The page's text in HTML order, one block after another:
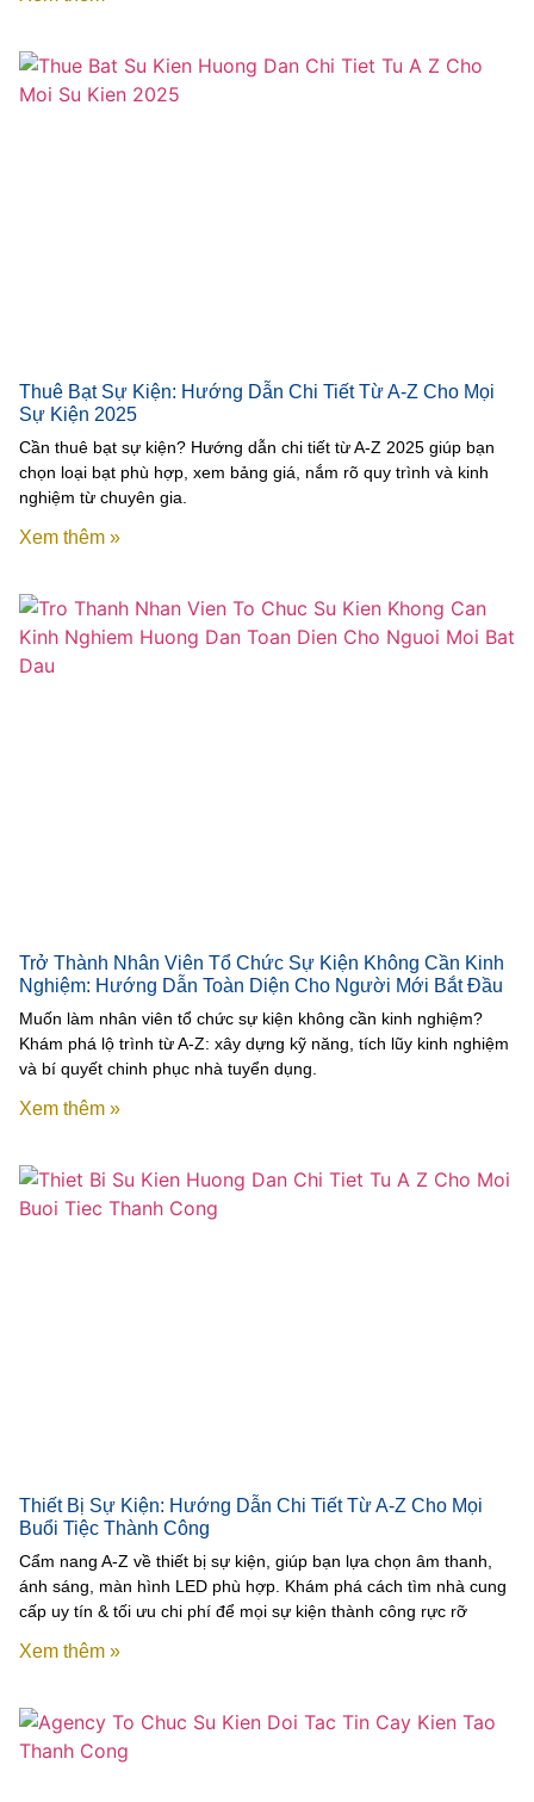
Thuê Bạt Sự Kiện: Hướng Dẫn Chi Tiết Từ A-Z Cho Mọi
Sự Kiện 2025
Cần thuê bạt sự kiện? Hướng dẫn chi tiết từ A-Z 2025 giúp bạn
chọn loại bạt phù hợp, xem bảng giá, nắm rõ quy trình và kinh
nghiệm từ chuyên gia.
Xem thêm »
Trở Thành Nhân Viên Tổ Chức Sự Kiện Không Cần Kinh
Nghiệm: Hướng Dẫn Toàn Diện Cho Người Mới Bắt Đầu
Muốn làm nhân viên tổ chức sự kiện không cần kinh nghiệm?
Khám phá lộ trình từ A-Z: xây dựng kỹ năng, tích lũy kinh nghiệm
và bí quyết chinh phục nhà tuyển dụng.
Xem thêm »
Thiết Bị Sự Kiện: Hướng Dẫn Chi Tiết Từ A-Z Cho Mọi
Buổi Tiệc Thành Công
Cẩm nang A-Z về thiết bị sự kiện, giúp bạn lựa chọn âm thanh,
ánh sáng, màn hình LED phù hợp. Khám phá cách tìm nhà cung
cấp uy tín & tối ưu chi phí để mọi sự kiện thành công rực rỡ
Xem thêm »